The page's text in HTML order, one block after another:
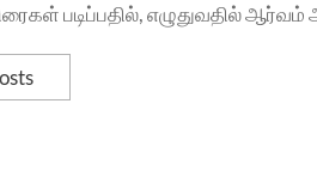
படிப்பதில், எழுதுவதில்